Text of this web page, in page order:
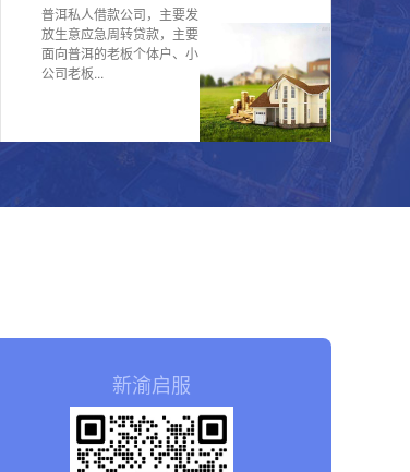
普洱私人借款公司，主要发
放生意应急周转贷款，主要
面向普洱的老板个体户、小
公司老板...
新渝启服
普洱39分钟前预约134****8951陈先生贷款70
普洱28分钟前预约152****2246李先生贷款95
普洱29分钟前预约180****2934黄先生贷款
普洱47分钟前预约156****7842张女士贷款
150万
普洱39分钟前预约134****8951陈先生贷款70
普洱28分钟前预约152****2246李先生贷款95
普洱29分钟前预约180****2934黄先生贷款
120万